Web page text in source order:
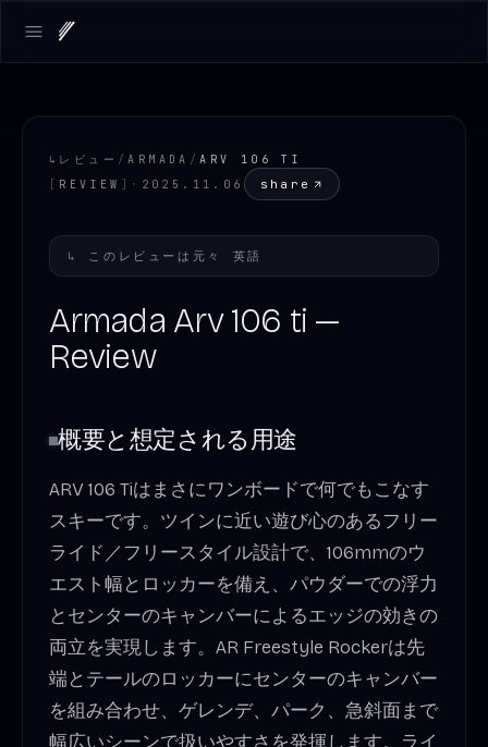
Open main menu
↳ レビュー /ARMADA /ARV 106 TI
[ REVIEW ] · 2025.11.06 share
↳ このレビューは元々 英語
Armada Arv 106 ti —
Review
概要と想定される用途
ARV 106 Tiはまさにワンボードで何でもこなす
スキーです。ツインに近い遊び心のあるフリー
ライド／フリースタイル設計で、106mmのウ
エスト幅とロッカーを備え、パウダーでの浮力
とセンターのキャンバーによるエッジの効きの
両立を実現します。AR Freestyle Rockerは先
端とテールのロッカーにセンターのキャンバー
を組み合わせ、ゲレンデ、パーク、急斜面まで
幅広いシーンで扱いやすさを発揮します。ライ